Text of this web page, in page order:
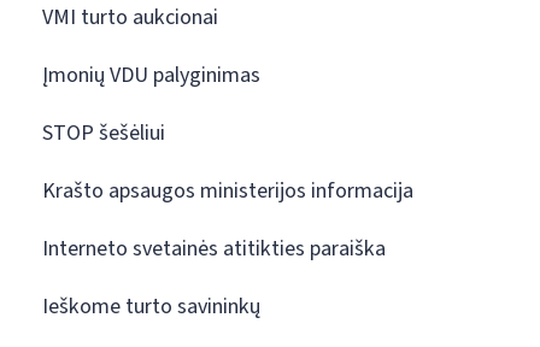
VMI turto aukcionai
Įmonių VDU palyginimas
STOP šešėliui
Krašto apsaugos ministerijos informacija
Interneto svetainės atitikties paraiška
Ieškome turto savininkų